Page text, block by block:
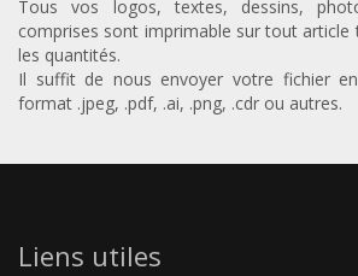
Tous vos logos, textes, dessins,
comprises sont imprimable sur tout article
les quantités.
Il suffit de nous envoyer votre fichier
format .jpeg, .pdf, .ai, .png, .cdr ou autres.
Liens utiles